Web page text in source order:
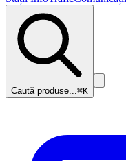
Caută produse...⌘K